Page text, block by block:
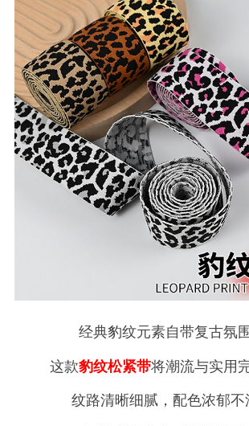
经典豹纹元素自带复古氛
这款豹纹松紧带将潮流与实用
纹路清晰细腻，配色浓郁不